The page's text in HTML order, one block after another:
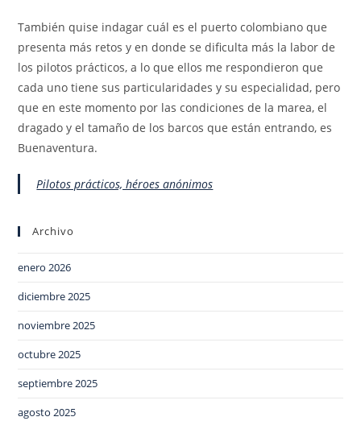
También quise indagar cuál es el puerto colombiano que
presenta más retos y en donde se dificulta más la labor de
los pilotos prácticos, a lo que ellos me respondieron que
cada uno tiene sus particularidades y su especialidad, pero
que en este momento por las condiciones de la marea, el
dragado y el tamaño de los barcos que están entrando, es
Buenaventura.
Pilotos prácticos, héroes anónimos
Archivo
enero 2026
diciembre 2025
noviembre 2025
octubre 2025
septiembre 2025
agosto 2025